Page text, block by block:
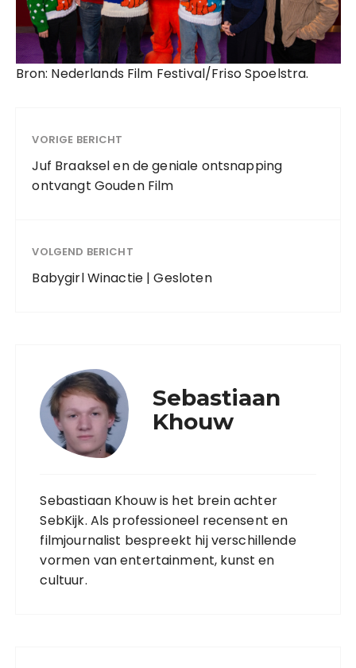
Bron: Nederlands Film Festival/Friso Spoelstra.
VORIGE BERICHT
Juf Braaksel en de geniale ontsnapping
ontvangt Gouden Film
VOLGEND BERICHT
Babygirl Winactie | Gesloten
Sebastiaan
Khouw
Sebastiaan Khouw is het brein achter
SebKijk. Als professioneel recensent en
filmjournalist bespreekt hij verschillende
vormen van entertainment, kunst en
cultuur.